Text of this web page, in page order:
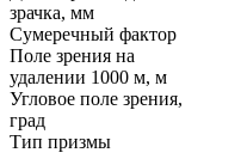
зрачка, мм
Сумеречный фактор
Поле зрения на
удалении 1000 м, м
Угловое поле зрения,
град
Тип призмы